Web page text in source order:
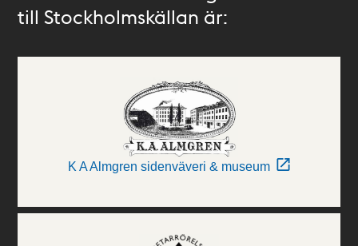
till Stockholmskällan är:
K A Almgren sidenväveri & museum